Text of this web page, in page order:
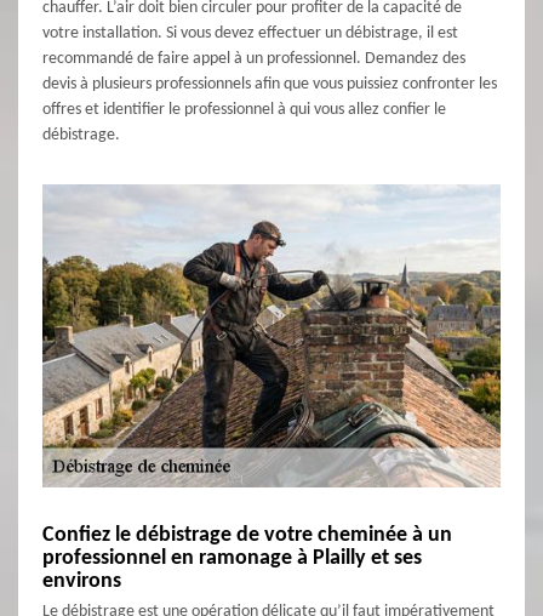
chauffer. L’air doit bien circuler pour profiter de la capacité de
votre installation. Si vous devez effectuer un débistrage, il est
recommandé de faire appel à un professionnel. Demandez des
devis à plusieurs professionnels afin que vous puissiez confronter les
offres et identifier le professionnel à qui vous allez confier le
débistrage.
Confiez le débistrage de votre cheminée à un
professionnel en ramonage à Plailly et ses
environs
Le débistrage est une opération délicate qu’il faut impérativement